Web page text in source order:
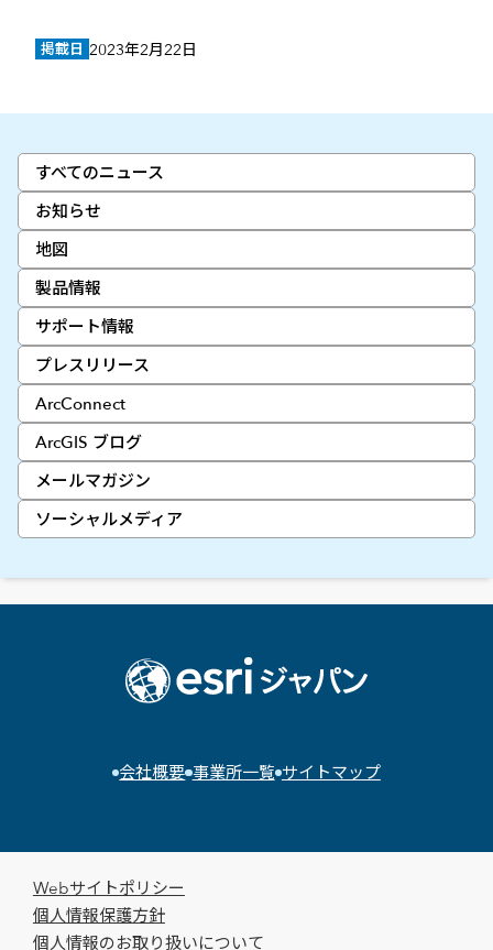
すべてのニュース
お知らせ
地図
製品情報
サポート情報
プレスリリース
ArcConnect
ArcGIS ブログ
メールマガジン
ソーシャルメディア
掲載日 2023年2月22日
会社概要 事業所一覧 サイトマップ
Webサイトポリシー
個人情報保護方針
個人情報のお取り扱いについて